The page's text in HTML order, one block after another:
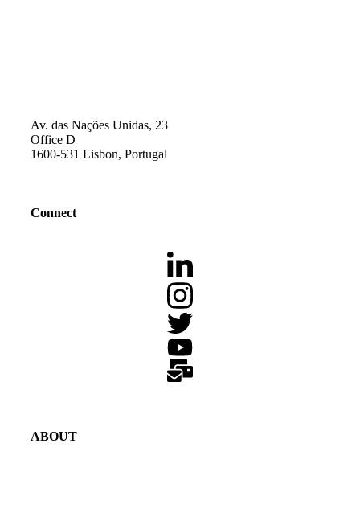
Av. das Nações Unidas, 23
Office D
1600-531 Lisbon, Portugal
Connect
ABOUT